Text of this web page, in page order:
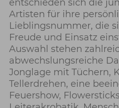
entschieden sich die
Artisten für ihre
Lieblingsnummer, die
Freude und Einsatz
Auswahl stehen
abwechslungsreiche
Jonglage mit Tüchern,
Tellerdrehen, eine
Feuershow,